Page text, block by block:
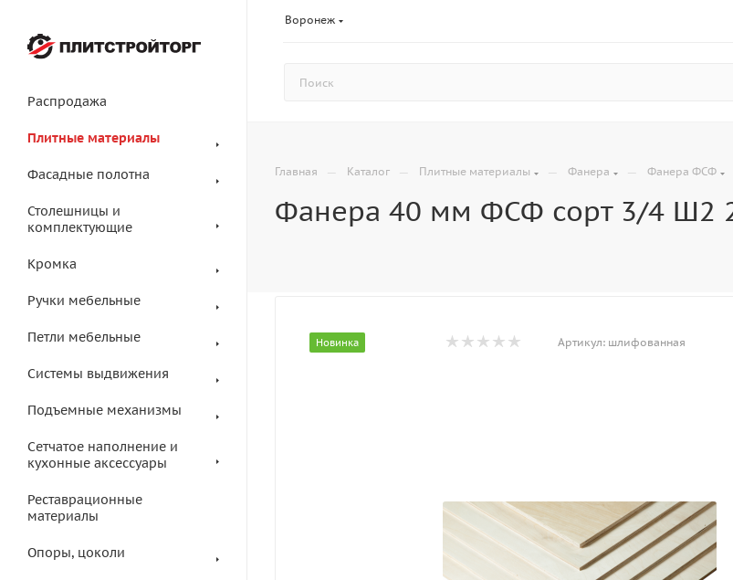
Воронеж
Распродажа
Плитные материалы
Фасадные полотна
Столешницы и
комплектующие
Кромка
Ручки мебельные
Петли мебельные
Системы выдвижения
Подъемные механизмы
Сетчатое наполнение и
кухонные аксессуары
Реставрационные
материалы
Опоры, цоколи
Главная — Каталог — Плитные материалы — Фанера — Фанера ФСФ
Фанера 40 мм ФСФ сорт 3/4 Ш2
Новинка Артикул: шлифованная